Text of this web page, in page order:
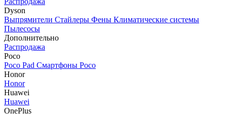
Dyson
Выпрямители Стайлеры Фены Климатические системы
Пылесосы
Дополнительно
Распродажа
Poco
Poco Pad Смартфоны Poco
Honor
Honor
Huawei
Huawei
OnePlus